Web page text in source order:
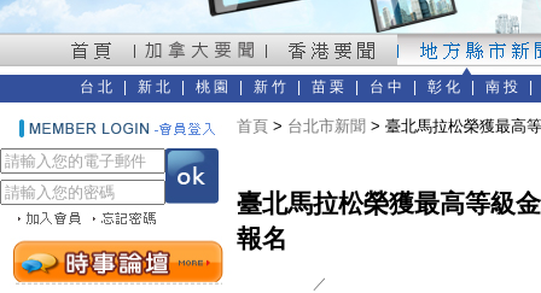
台北 新北 桃園 新竹 苗栗 台中 彰化 南投
首頁 > 台北市新聞 > 臺北馬拉松榮獲最高
臺北馬拉松榮獲最高等級
報名
／